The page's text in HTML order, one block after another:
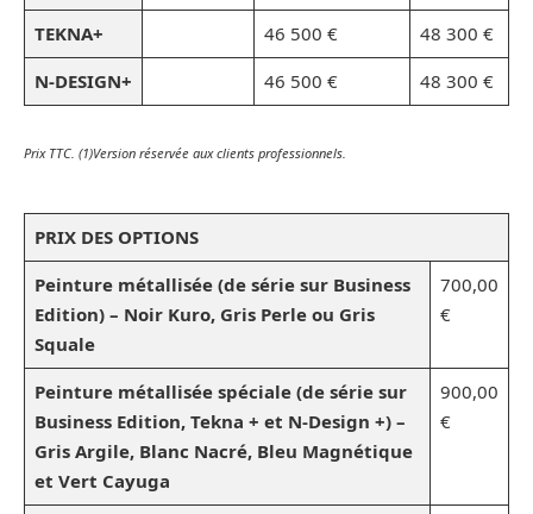
TEKNA+
46 500 €
48 300 €
N-DESIGN+
46 500 € 48 300 €
Prix TTC. (1)Version réservée aux clients professionnels.
PRIX DES OPTIONS
Peinture métallisée (de série sur Business
Edition) – Noir Kuro, Gris Perle ou Gris
Squale
700,00
€
Peinture métallisée spéciale (de série sur
Business Edition, Tekna + et N-Design +) –
Gris Argile, Blanc Nacré, Bleu Magnétique
et Vert Cayuga
900,00
€